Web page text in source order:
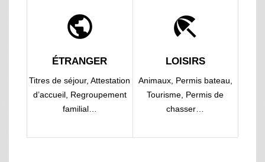
public
ÉTRANGER
Titres de séjour,Attestation
d’accueil, Regroupement
familial…
beach_access
LOISIRS
Animaux, Permis bateau,
Tourisme, Permis de
chasser…